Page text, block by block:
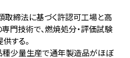
取締法に基づく許認可工場と高
門技術で、燃焼処分・評価試験
する。
種少量生産で通年製造品がほぼ